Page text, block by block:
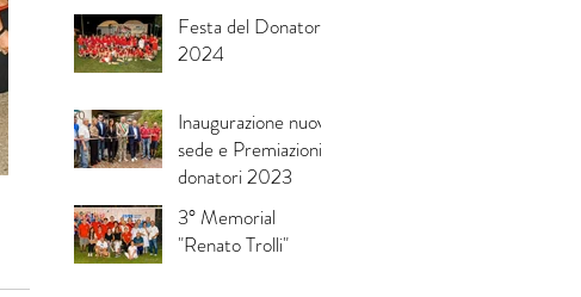
Festa del Donatore
2024
Inaugurazione nuova
sede e Premiazioni
donatori 2023
3° Memorial
"Renato Trolli"